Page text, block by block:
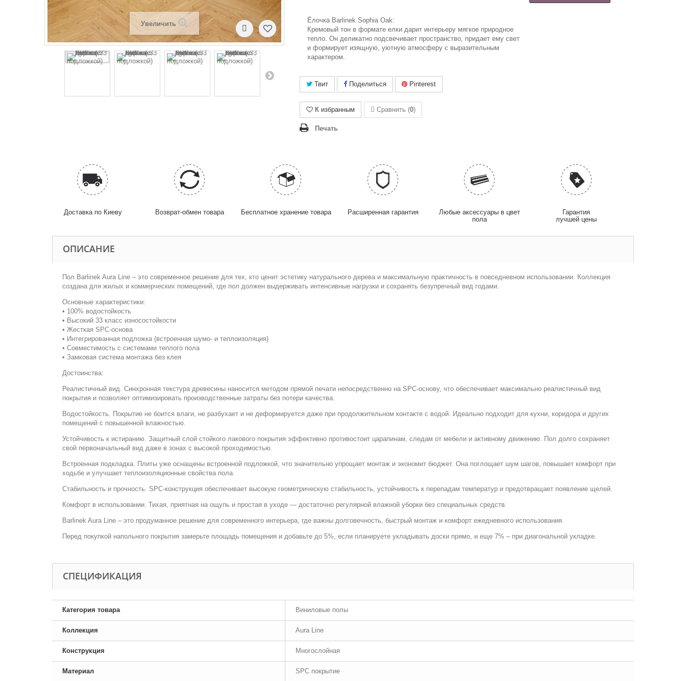
Увеличить
Ёлочка Barlinek Sophia Oak:
Кремовый тон в формате елки дарит интерьеру мягкое природное
тепло. Он деликатно подсвечивает пространство, придает ему свет
и формирует изящную, уютную атмосферу с выразительным
характером.
Твит Поделиться Pinterest
К избранным Сравнить (0)
Печать
Доставка по Киеву Возврат-обмен товара Бесплатное хранение товара Расширенная гарантия
Любые аксессуары в цвет
пола
Гарантия
лучшей цены
ОПИСАНИЕ
Пол Barlinek Aura Line – это современное решение для тех, кто ценит эстетику натурального дерева и максимальную практичность в повседневном использовании. Коллекция
создана для жилых и коммерческих помещений, где пол должен выдерживать интенсивные нагрузки и сохранять безупречный вид годами.
Основные характеристики:
• 100% водостойкость
• Высокий 33 класс износостойкости
• Жесткая SPC-основа
• Интегрированная подложка (встроенная шумо- и теплоизоляция)
• Совместимость с системами теплого пола
• Замковая система монтажа без клея
Достоинства:
Реалистичный вид. Синхронная текстура древесины наносится методом прямой печати непосредственно на SPC-основу, что обеспечивает максимально реалистичный вид
покрытия и позволяет оптимизировать производственные затраты без потери качества.
Водостойкость. Покрытие не боится влаги, не разбухает и не деформируется даже при продолжительном контакте с водой. Идеально подходит для кухни, коридора и других
помещений с повышенной влажностью.
Устойчивость к истиранию. Защитный слой стойкого лакового покрытия эффективно противостоит царапинам, следам от мебели и активному движению. Пол долго сохраняет
свой первоначальный вид даже в зонах с высокой проходимостью.
Встроенная подкладка. Плиты уже оснащены встроенной подложкой, что значительно упрощает монтаж и экономит бюджет. Она поглощает шум шагов, повышает комфорт при
ходьбе и улучшает теплоизоляционные свойства пола.
Стабильность и прочность. SPC-конструкция обеспечивает высокую геометрическую стабильность, устойчивость к перепадам температур и предотвращает появление щелей.
Комфорт в использовании. Тихая, приятная на ощупь и простая в уходе — достаточно регулярной влажной уборки без специальных средств.
Barlinek Aura Line – это продуманное решение для современного интерьера, где важны долговечность, быстрый монтаж и комфорт ежедневного использования.
Перед покупкой напольного покрытия замерьте площадь помещения и добавьте до 5%, если планируете укладывать доски прямо, и еще 7% – при диагональной укладке.
CПЕЦИФИКАЦИЯ
Категория товара Виниловые полы
Коллекция Aura Line
Конструкция Многослойная
Материал SPC покрытие